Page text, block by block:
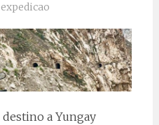
expedicao
destino a Yungay